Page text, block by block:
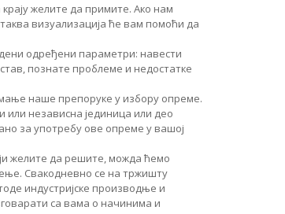
желите да примите. Ако нам
визуализација ће вам помоћи да
одређени параметри: навести
познате проблеме и недостатке
наше препоруке у избору опреме.
или независна јединица или део
за употребу ове опреме у вашој
желите да решите, можда ћемо
Свакодневно се на тржишту
индустријске производње и
са вама о начинима и